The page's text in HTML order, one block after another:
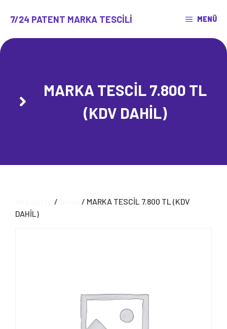
atla7/24 PATENT MARKA TESCILI MENÜ
MARKA TESCİL 7.800 TL
(KDV DAHİL)
/
/ MARKA TESCİL 7.800 TL (KDV
DAHİL)